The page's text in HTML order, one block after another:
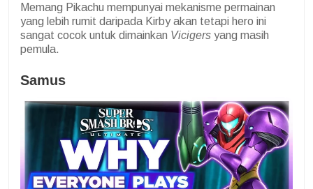
Memang Pikachu mempunyai mekanisme permainan
yang lebih rumit daripada Kirby akan tetapi hero ini
sangat cocok untuk dimainkan Vicigers yang masih
pemula.
Samus